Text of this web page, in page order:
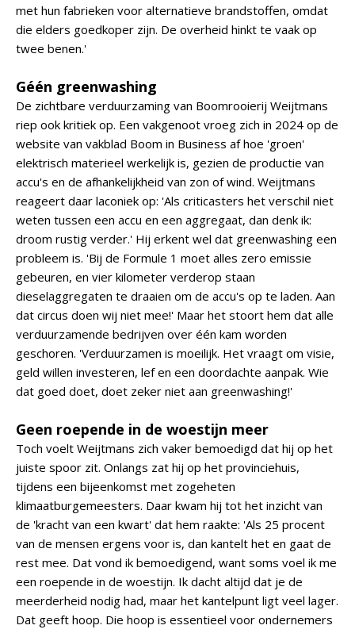
met hun fabrieken voor alternatieve brandstoffen, omdat
die elders goedkoper zijn. De overheid hinkt te vaak op
twee benen.'
Géén greenwashing
De zichtbare verduurzaming van Boomrooierij Weijtmans
riep ook kritiek op. Een vakgenoot vroeg zich in 2024 op de
website van vakblad Boom in Business af hoe 'groen'
elektrisch materieel werkelijk is, gezien de productie van
accu's en de afhankelijkheid van zon of wind. Weijtmans
reageert daar laconiek op: 'Als criticasters het verschil niet
weten tussen een accu en een aggregaat, dan denk ik:
droom rustig verder.' Hij erkent wel dat greenwashing een
probleem is. 'Bij de Formule 1 moet alles zero emissie
gebeuren, en vier kilometer verderop staan
dieselaggregaten te draaien om de accu's op te laden. Aan
dat circus doen wij niet mee!' Maar het stoort hem dat alle
verduurzamende bedrijven over één kam worden
geschoren. 'Verduurzamen is moeilijk. Het vraagt om visie,
geld willen investeren, lef en een doordachte aanpak. Wie
dat goed doet, doet zeker niet aan greenwashing!'
Geen roepende in de woestijn meer
Toch voelt Weijtmans zich vaker bemoedigd dat hij op het
juiste spoor zit. Onlangs zat hij op het provinciehuis,
tijdens een bijeenkomst met zogeheten
klimaatburgemeesters. Daar kwam hij tot het inzicht van
de 'kracht van een kwart' dat hem raakte: 'Als 25 procent
van de mensen ergens voor is, dan kantelt het en gaat de
rest mee. Dat vond ik bemoedigend, want soms voel ik me
een roepende in de woestijn. Ik dacht altijd dat je de
meerderheid nodig had, maar het kantelpunt ligt veel lager.
Dat geeft hoop. Die hoop is essentieel voor ondernemers